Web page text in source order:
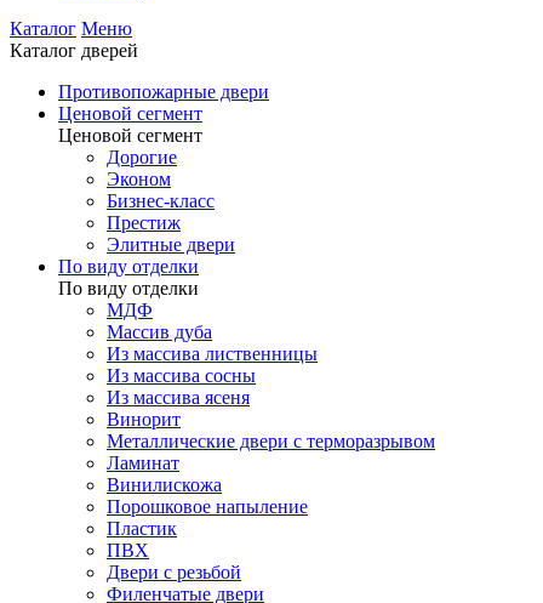
Каталог Меню
Каталог дверей
Противопожарные двери
Ценовой сегмент
Ценовой сегмент
Дорогие
Эконом
Бизнес-класс
Престиж
Элитные двери
По виду отделки
По виду отделки
МДФ
Массив дуба
Из массива лиственницы
Из массива сосны
Из массива ясеня
Винорит
Металлические двери с терморазрывом
Ламинат
Винилискожа
Порошковое напыление
Пластик
ПВХ
Двери с резьбой
Филенчатые двери